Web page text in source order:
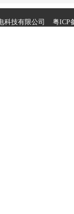
科技有限公司 粤ICP